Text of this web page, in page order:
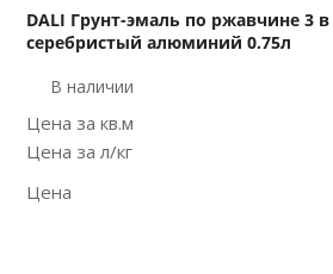
DALI Грунт-эмаль по ржавчине 3 в
серебристый алюминий 0.75л
В наличии
Цена за кв.м
Цена за л/кг
Цена